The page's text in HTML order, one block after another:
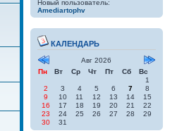
Новый пользователь:
Amediartophv
КАЛЕНДАРЬ
Авг 2026
Пн
Вт Ср Чт Пт Сб
Вс
1
2
3 4 5 6 7
8
9
10 11 12 13 14
15
16
17 18 19 20 21
22
23
24 25 26 27 28
29
30
31